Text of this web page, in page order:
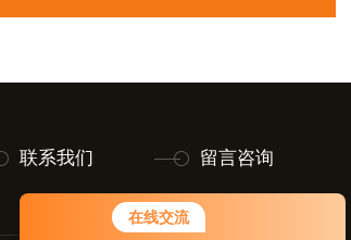
在线交流
联系我们 留言咨询